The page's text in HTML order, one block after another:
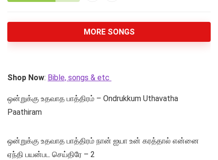
MORE SONGS
Shop Now: Bible, songs & etc
ஒன்றுக்கு உதவாத பாத்திரம் – Ondrukkum Uthavatha
Paathiram
ஒன்றுக்கு உதவாத பாத்திரம் நான் ஐயா உன் கரத்தால் என்னை
ஏந்தி பயன்பட செய்திரே – 2